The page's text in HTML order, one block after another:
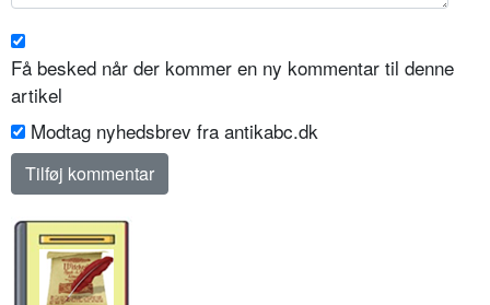
Få besked når der kommer en ny kommentar til denne
artikel
Modtag nyhedsbrev fra antikabc.dk